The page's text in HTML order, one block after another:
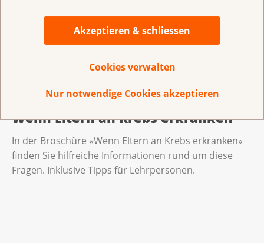
Akzeptieren & schliessen
Cookies verwalten
Nur notwendige Cookies akzeptieren
Lassen Sie sich fachlich unterstützen. Unterstützung
finden Sie bei den Beraterinnen und Berater der
kantonalen oder regionalen Krebsligen, beiKrebsInfo
oder bei der Anlaufstelle für Kinder und Jugendliche
Wenn Eltern an Krebs erkranken
In der Broschüre «Wenn Eltern an Krebs erkranken»
finden Sie hilfreiche Informationen rund um diese
Fragen. Inklusive Tipps für Lehrpersonen.